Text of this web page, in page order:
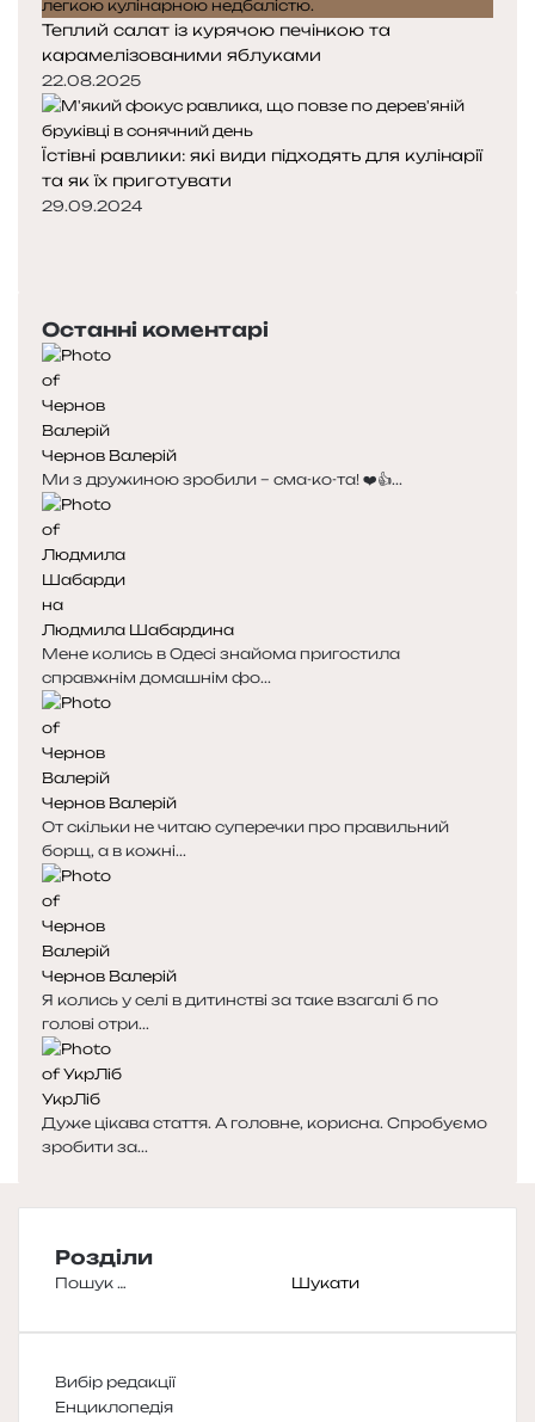
Теплий салат із курячою печінкою та
карамелізованими яблуками
22.08.2025
Їстівні равлики: які види підходять для кулінарії
та як їх приготувати
29.09.2024
Останні коментарі
Чернов Валерій
Ми з дружиною зробили – сма-ко-та! ❤️👍...
Людмила Шабардина
Мене колись в Одесі знайома пригостила
справжнім домашнім фо...
Чернов Валерій
От скільки не читаю суперечки про правильний
борщ, а в кожні...
Чернов Валерій
Я колись у селі в дитинстві за таке взагалі б по
голові отри...
УкрЛіб
Дуже цікава стаття. А головне, корисна. Спробуємо
зробити за...
Розділи
Пошук:
Вибір редакції
Енциклопедія